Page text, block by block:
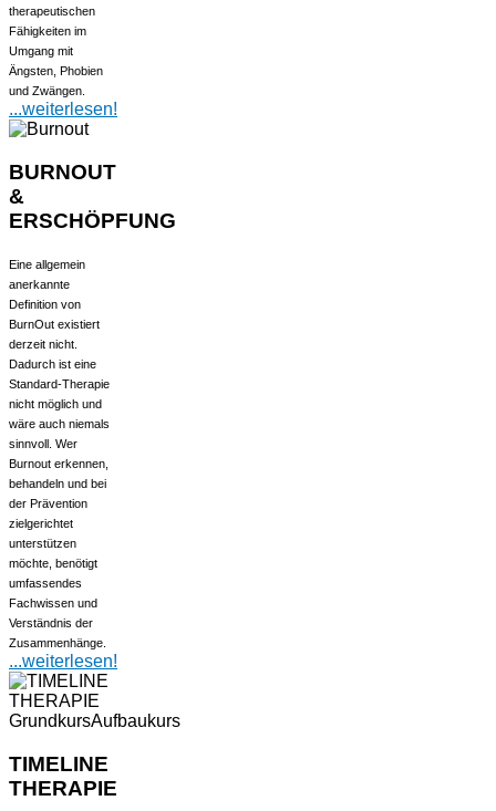
therapeutischen
Fähigkeiten im
Umgang mit
Ängsten, Phobien
und Zwängen.
...weiterlesen!
BURNOUT
&
ERSCHÖPFUNG
Eine allgemein
anerkannte
Definition von
BurnOut existiert
derzeit nicht.
Dadurch ist eine
Standard-Therapie
nicht möglich und
wäre auch niemals
sinnvoll. Wer
Burnout erkennen,
behandeln und bei
der Prävention
zielgerichtet
unterstützen
möchte, benötigt
umfassendes
Fachwissen und
Verständnis der
Zusammenhänge.
...weiterlesen!
TIMELINE
THERAPIE